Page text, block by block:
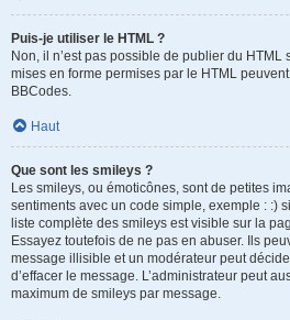
Puis-je utiliser le HTML ?
Non, il n’est pas possible de publier du HTML
mises en forme permises par le HTML
BBCodes.
Haut
Que sont les smileys ?
Les smileys, ou émoticônes, sont de petites
sentiments avec un code simple, exemple : :)
liste complète des smileys est visible sur la
Essayez toutefois de ne pas en abuser. Ils
message illisible et un modérateur peut
d’effacer le message. L’administrateur peut
maximum de smileys par message.